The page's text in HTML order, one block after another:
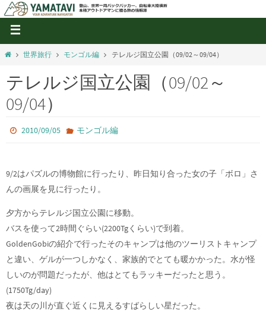
世界旅行 モンゴル編 テレルジ国立公園（09/02～09/04）
テレルジ国立公園（09/02～
09/04）
2010/09/05 モンゴル編
9/2はパズルの博物館に行ったり、昨日知り合った女の子「ボロ」さ
んの画展を見に行ったり。
夕方からテレルジ国立公園に移動。
バスを使って2時間ぐらい(2200Tgくらい)で到着。
GoldenGobiの紹介で行ったそのキャンプは他のツーリストキャンプ
と違い、ゲルが一つしかなく、家族的でとても暖かかった。水が怪
しいのが問題だったが、他はとてもラッキーだったと思う。
(1750Tg/day)
夜は天の川が直ぐ近くに見えるすばらしい星だった。